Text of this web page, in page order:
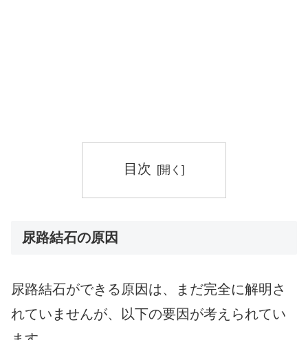
目次
尿路結石の原因
尿路結石ができる原因は、まだ完全に解明さ
れていませんが、以下の要因が考えられてい